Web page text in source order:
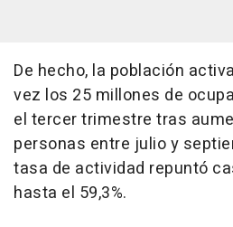
De hecho, la población
vez los 25 millones de
el tercer trimestre tras
personas entre julio y
tasa de actividad repuntó
hasta el 59,3%.